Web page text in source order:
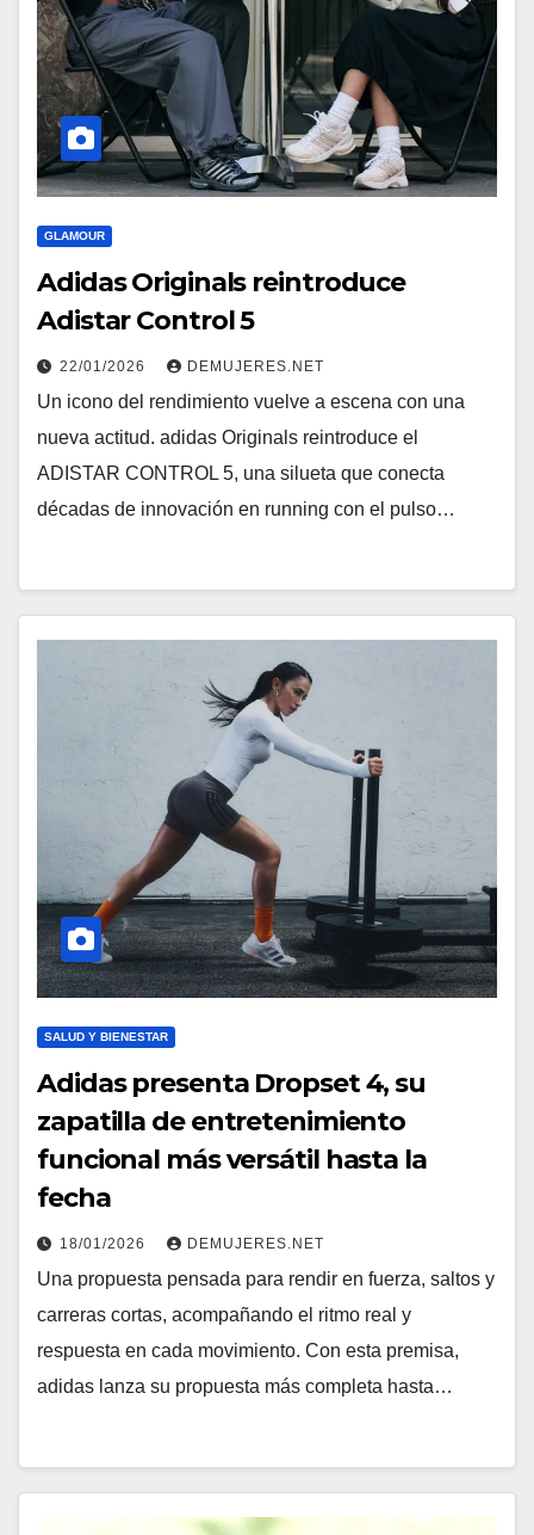
GLAMOUR
Adidas Originals reintroduce
Adistar Control 5
22/01/2026 DEMUJERES.NET
Un icono del rendimiento vuelve a escena con una
nueva actitud. adidas Originals reintroduce el
ADISTAR CONTROL 5, una silueta que conecta
décadas de innovación en running con el pulso…
SALUD Y BIENESTAR
Adidas presenta Dropset 4, su
zapatilla de entretenimiento
funcional más versátil hasta la
fecha
18/01/2026 DEMUJERES.NET
Una propuesta pensada para rendir en fuerza, saltos y
carreras cortas, acompañando el ritmo real y
respuesta en cada movimiento. Con esta premisa,
adidas lanza su propuesta más completa hasta…